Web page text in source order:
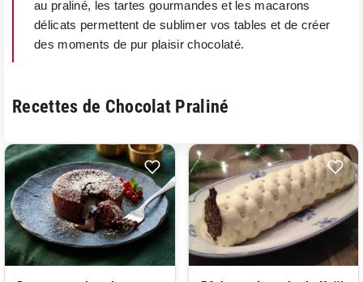
au praliné, les tartes gourmandes et les macarons
délicats permettent de sublimer vos tables et de créer
des moments de pur plaisir chocolaté.
Recettes de Chocolat Praliné